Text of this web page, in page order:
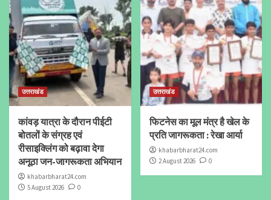
उत्तराखंड
कांवड़ यात्रा के दौरान पीईटी
बोतलों के संग्रह एवं
रीसाइक्लिंग को बढ़ावा देगा
अनूठा जन-जागरूकता अभियान
khabarbharat24.com
5 August 2026
0
उत्तराखंड
फिटनेस का मूल मंत्र है खेल के
प्रति जागरूकता : रेखा आर्या
khabarbharat24.com
2 August 2026
0